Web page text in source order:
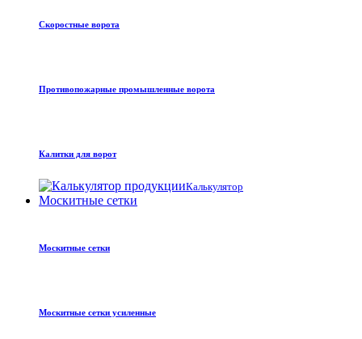
Скоростные ворота
Противопожарные промышленные ворота
Калитки для ворот
Калькулятор
Москитные сетки
Москитные сетки
Москитные сетки усиленные